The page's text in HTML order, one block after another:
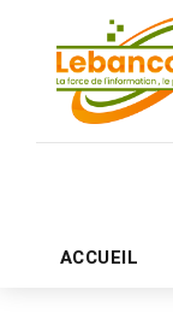
ACCUEIL